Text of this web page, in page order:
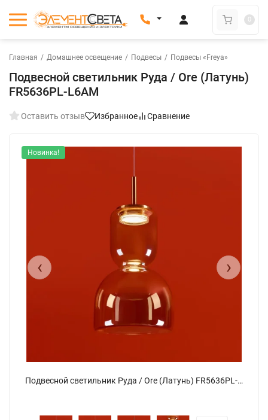
0
Главная / Домашнее освещение / Подвесы / Подвесы «Freya»
Подвесной светильник Руда / Ore (Латунь)
FR5636PL-L6AM
Оставить отзыв Избранное Сравнение
Новинка!
Подвесной светильник Руда / Ore (Латунь) FR5636PL-L6AM - фото
‹ ›